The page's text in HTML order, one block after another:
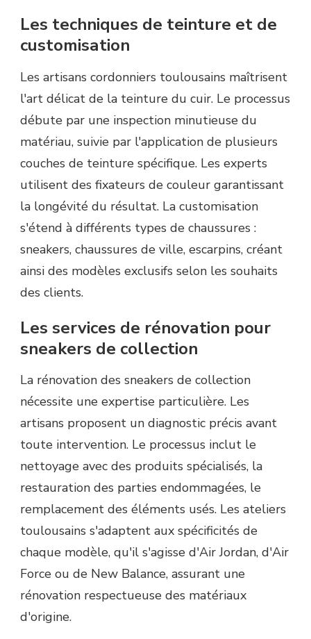
Les techniques de teinture et de
customisation
Les artisans cordonniers toulousains maîtrisent
l'art délicat de la teinture du cuir. Le processus
débute par une inspection minutieuse du
matériau, suivie par l'application de plusieurs
couches de teinture spécifique. Les experts
utilisent des fixateurs de couleur garantissant
la longévité du résultat. La customisation
s'étend à différents types de chaussures :
sneakers, chaussures de ville, escarpins, créant
ainsi des modèles exclusifs selon les souhaits
des clients.
Les services de rénovation pour
sneakers de collection
La rénovation des sneakers de collection
nécessite une expertise particulière. Les
artisans proposent un diagnostic précis avant
toute intervention. Le processus inclut le
nettoyage avec des produits spécialisés, la
restauration des parties endommagées, le
remplacement des éléments usés. Les ateliers
toulousains s'adaptent aux spécificités de
chaque modèle, qu'il s'agisse d'Air Jordan, d'Air
Force ou de New Balance, assurant une
rénovation respectueuse des matériaux
d'origine.